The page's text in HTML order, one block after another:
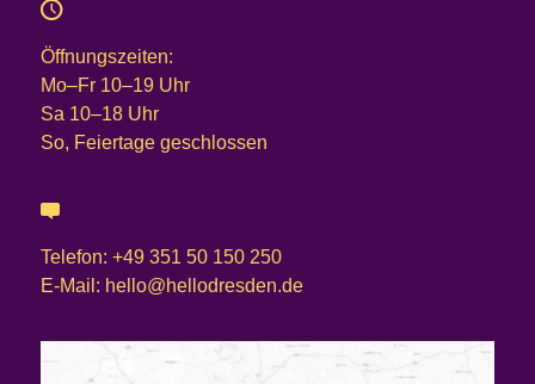
Öffnungszeiten:
Mo–Fr 10–19 Uhr
Sa 10–18 Uhr
So, Feiertage geschlossen
Telefon: +49 351 50 150 250
E-Mail: hello@hellodresden.de